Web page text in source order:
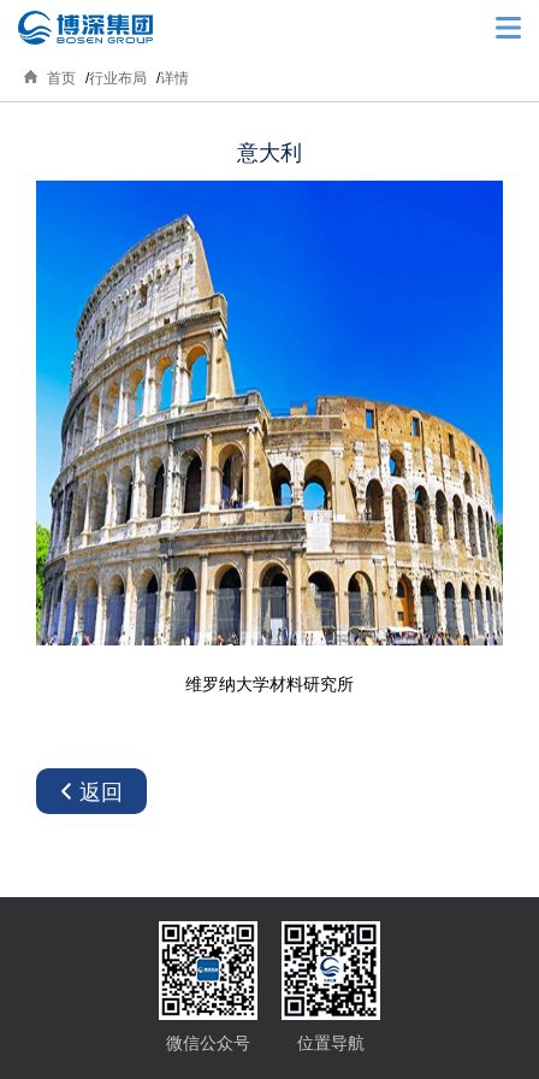
首页 行业布局 详情
意大利
维罗纳大学材料研究所
返回
微信公众号 位置导航